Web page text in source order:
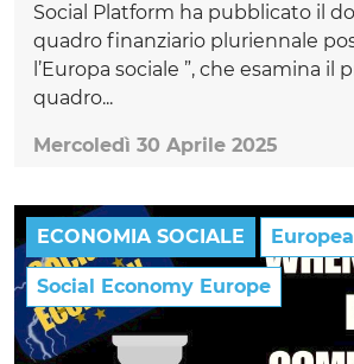
Social Platform ha pubblicato il
quadro finanziario pluriennale
l’Europa sociale ”, che esamina il
quadro...
Mercoledì 30 Aprile 2025
ECONOMIA SOCIALE
Social Economy Europe